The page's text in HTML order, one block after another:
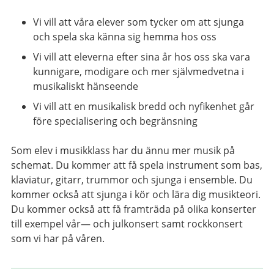
Vi vill att våra elever som tycker om att sjunga
och spela ska känna sig hemma hos oss
Vi vill att eleverna efter sina år hos oss ska vara
kunnigare, modigare och mer självmedvetna i
musikaliskt hänseende
Vi vill att en musikalisk bredd och nyfikenhet går
före specialisering och begränsning
Som elev i musikklass har du ännu mer musik på
schemat. Du kommer att få spela instrument som bas,
klaviatur, gitarr, trummor och sjunga i ensemble. Du
kommer också att sjunga i kör och lära dig musikteori.
Du kommer också att få framträda på olika konserter
till exempel vår— och julkonsert samt rockkonsert
som vi har på våren.